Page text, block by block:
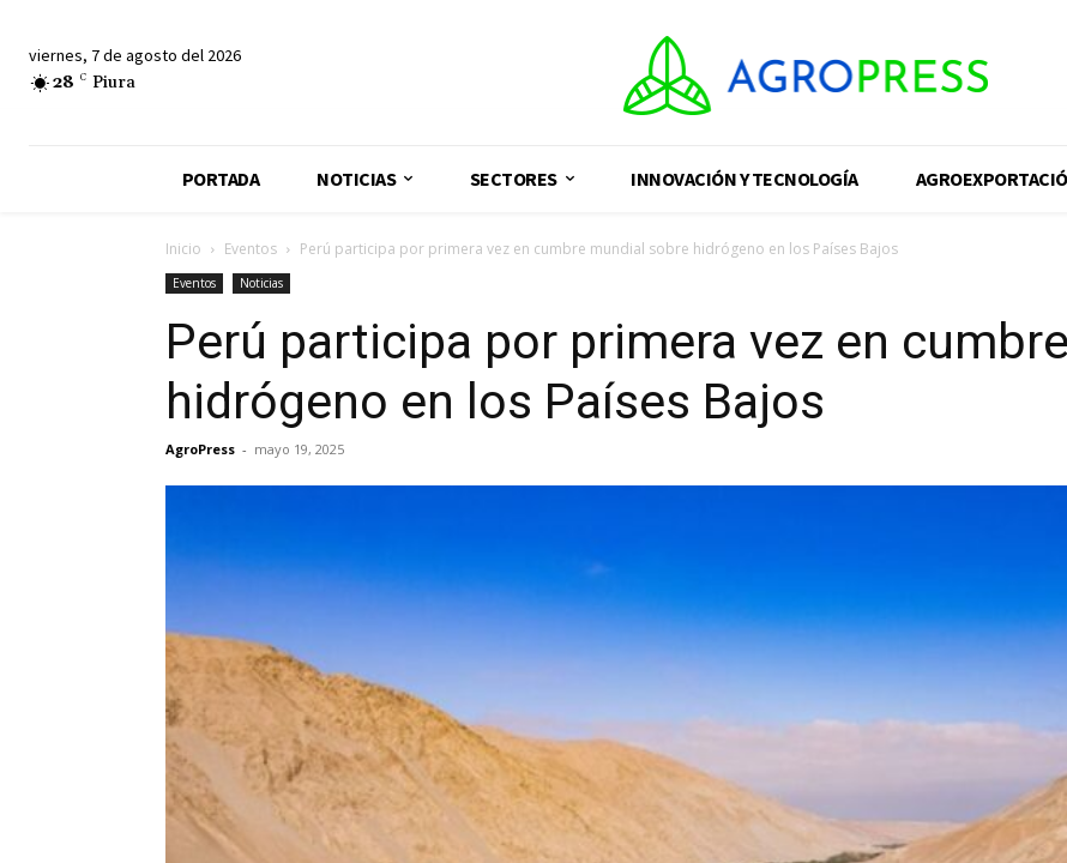
viernes, 7 de agosto del 2026
28 C Piura
PORTADA NOTICIAS SECTORES INNOVACIÓN Y TECNOLOGÍA
Inicio Eventos Perú participa por primera vez en cumbre mundial sobre hidrógeno en los Países Bajos
Eventos Noticias
Perú participa por primera vez en
hidrógeno en los Países Bajos
AgroPress - mayo 19, 2025